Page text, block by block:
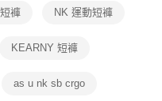
support/home
AFTEE先享後付」服務完成之交
褲 NK 運動短褲
KEARNY 短褲
as u nk sb crgo